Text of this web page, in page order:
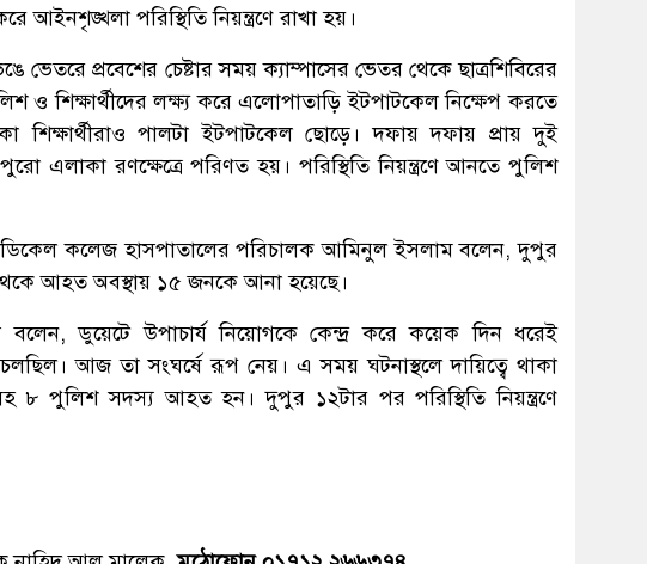
আইনশৃঙ্খলা পরিস্থিতি নিয়ন্ত্রণে রাখা হয়।
ভেতরে প্রবেশের চেষ্টার সময় ক্যাম্পাসের ভেতর থেকে ছাত্রশিবিরের
ও শিক্ষার্থীদের লক্ষ্য করে এলোপাতাড়ি ইটপাটকেল নিক্ষেপ করতে
শিক্ষার্থীরাও পালটা ইটপাটকেল ছোড়ে। দফায় দফায় প্রায় দুই
এলাকা রণক্ষেত্রে পরিণত হয়। পরিস্থিতি নিয়ন্ত্রণে আনতে পুলিশ
কলেজ হাসপাতালের পরিচালক আমিনুল ইসলাম বলেন, দুপুর
থেকে আহত অবস্থায় ১৫ জনকে আনা হয়েছে।
ডুয়েটে উপাচার্য নিয়োগকে কেন্দ্র করে কয়েক দিন ধরেই
চলছিল। আজ তা সংঘর্ষে রূপ নেয়। এ সময় ঘটনাস্থলে দায়িত্বে থাকা
৮ পুলিশ সদস্য আহত হন। দুপুর ১২টার পর পরিস্থিতি নিয়ন্ত্রণে